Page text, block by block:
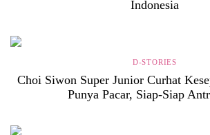
Indonesia
D-STORIES
Choi Siwon Super Junior Curhat
Punya Pacar, Siap-Siap